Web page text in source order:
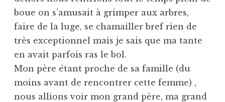
boue on s’amusait à grimper aux arbres,
faire de la luge, se chamailler bref rien de
très exceptionnel mais je sais que ma tante
en avait parfois ras le bol.
Mon père étant proche de sa famille (du
moins avant de rencontrer cette femme) ,
nous allions voir mon grand père, ma grand